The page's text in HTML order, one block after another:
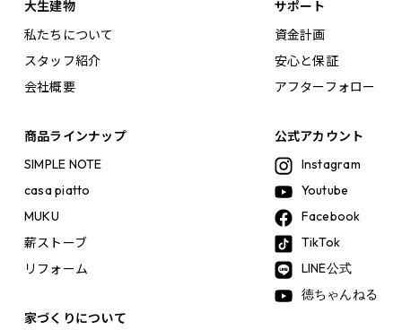
大生建物
私たちについて
スタッフ紹介
会社概要
商品ラインナップ
SIMPLE NOTE
casa piatto
MUKU
薪ストーブ
リフォーム
家づくりについて
サポート
資金計画
安心と保証
アフターフォロー
公式アカウント
Instagram
Youtube
Facebook
TikTok
LINE公式
徳ちゃんねる